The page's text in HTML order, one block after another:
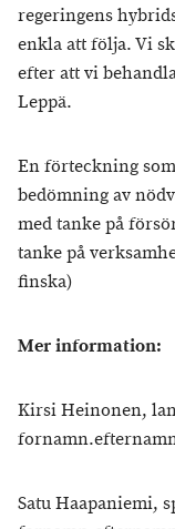
regeringens
enkla att följa. Vi
efter att vi
Leppä.
En förteckning
bedömning av
med tanke på
tanke på
finska)
Mer information:
Kirsi Heinonen,
Satu Haapaniemi,